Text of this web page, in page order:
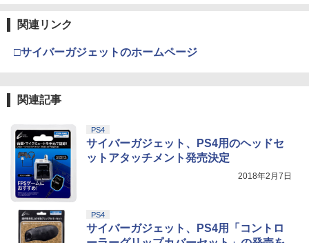
関連リンク
□サイバーガジェットのホームページ
関連記事
PS4
サイバーガジェット、PS4用のヘッドセ
ットアタッチメント発売決定
2018年2月7日
PS4
サイバーガジェット、PS4用「コントロ